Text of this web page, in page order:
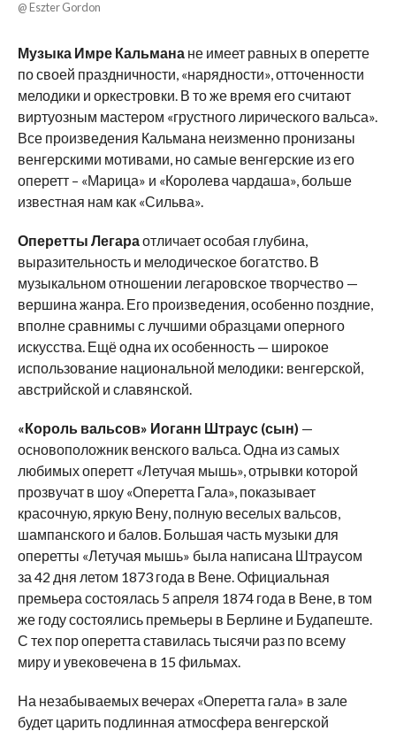
@ Eszter Gordon
Музыка Имре Кальманане имеет равных в оперетте
по своей праздничности, «нарядности», отточенности
мелодики и оркестровки. В то же время его считают
виртуозным мастером «грустного лирического вальса».
Все произведения Кальмана неизменно пронизаны
венгерскими мотивами, но самые венгерские из его
оперетт – «Марица» и «Королева чардаша», больше
известная нам как «Сильва».
Оперетты Легараотличает особая глубина,
выразительность и мелодическое богатство. В
музыкальном отношении легаровское творчество —
вершина жанра. Его произведения, особенно поздние,
вполне сравнимы с лучшими образцами оперного
искусства. Ещё одна их особенность — широкое
использование национальной мелодики: венгерской,
австрийской и славянской.
«Король вальсов» Иоганн Штраус (сын) —
основоположник венского вальса. Одна из самых
любимых оперетт «Летучая мышь», отрывки которой
прозвучат в шоу «Оперетта Гала», показывает
красочную, яркую Вену, полную веселых вальсов,
шампанского и балов. Большая часть музыки для
оперетты «Летучая мышь» была написана Штраусом
за 42 дня летом 1873 года в Вене. Официальная
премьера состоялась 5 апреля 1874 года в Вене, в том
же году состоялись премьеры в Берлине и Будапеште.
С тех пор оперетта ставилась тысячи раз по всему
миру и увековечена в 15 фильмах.
На незабываемых вечерах «Оперетта гала» в зале
будет царить подлинная атмосфера венгерской